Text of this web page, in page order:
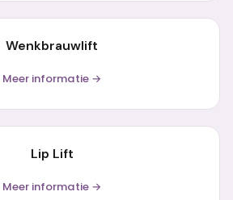
Wenkbrauwlift
Meer informatie →
Lip Lift
Meer informatie →